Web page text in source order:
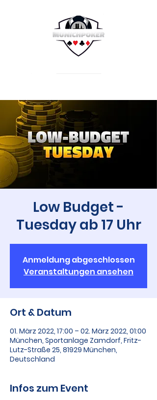
Low Budget -
Tuesday ab 17 Uhr
Anmeldung abgeschlossen
Veranstaltungen ansehen
Ort & Datum
01. März 2022, 17:00 – 02. März 2022, 01:00
München, Sportanlage Zamdorf, Fritz-
Lutz-Straße 25, 81929 München,
Deutschland
Infos zum Event